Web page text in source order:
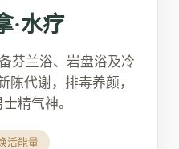
·水疗
芬兰浴、岩盘浴及冷
陈代谢，排毒养颜，
精气神。
活能量